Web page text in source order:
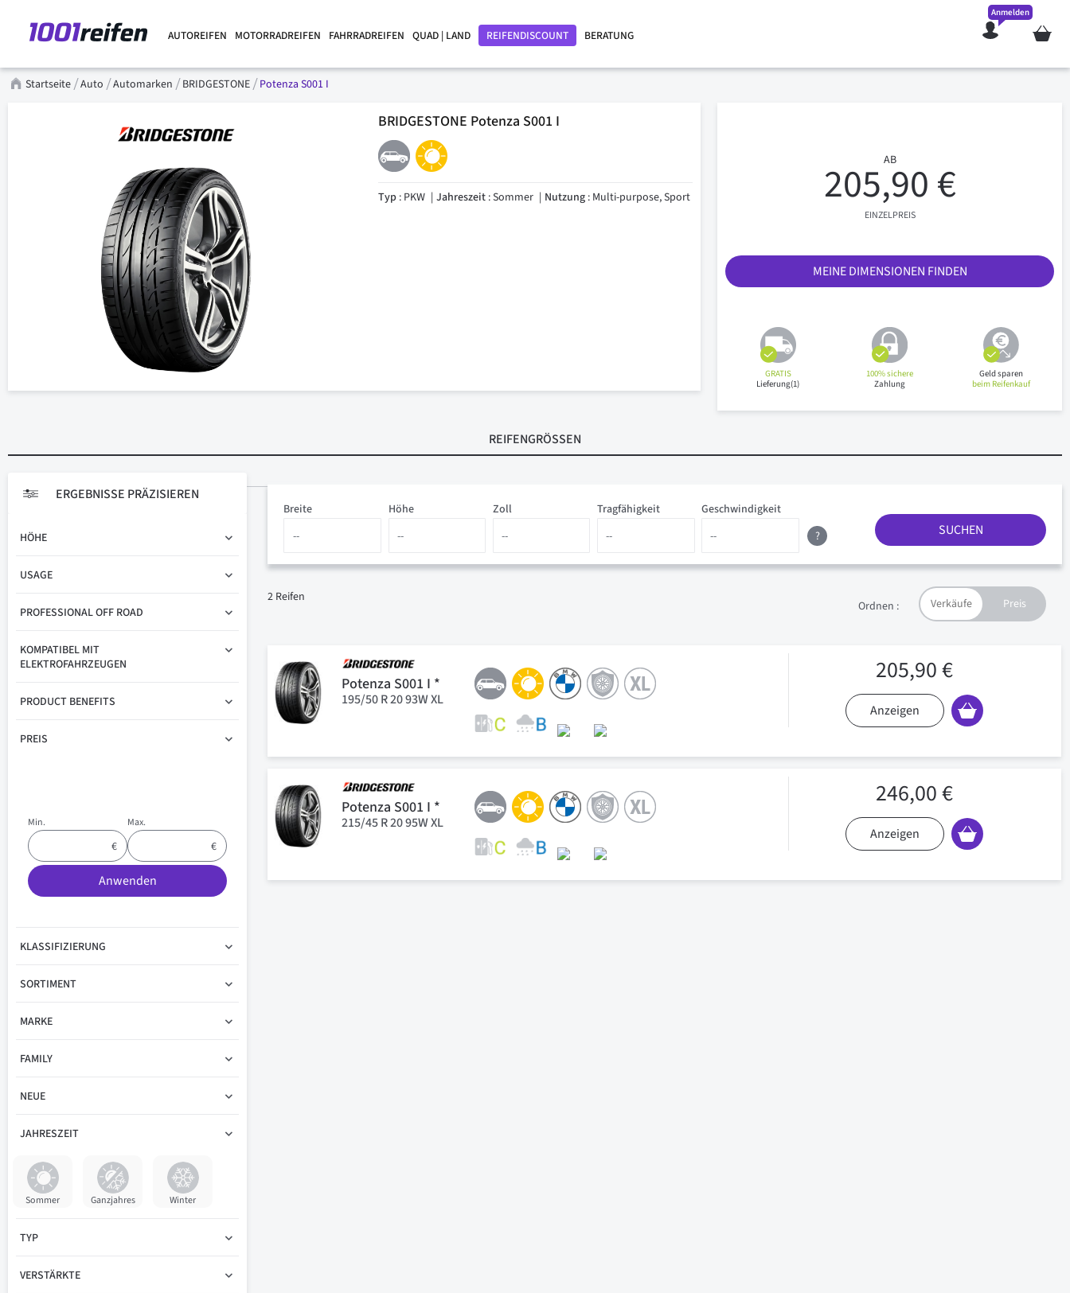
AUTOREIFEN MOTORRADREIFEN FAHRRADREIFEN QUAD | LAND REIFENDISCOUNT BERATUNG Mein
Anmelden
Startseite Auto Automarken BRIDGESTONE Potenza S001 I
BRIDGESTONE Potenza S001 I
Typ: PKW Jahreszeit: Sommer Nutzung: Multi-purpose, Sport
AB
205,90 €
EINZELPREIS
MEINE DIMENSIONEN FINDEN
GRATIS
Lieferung(1)
100% sichere
Zahlung
Geld sparen
beim Reifenkauf
REIFENGRÖSSEN
Zoll
Höhe Tragfähigkeit Geschwindigkeit
Breite
?
SUCHEN
2 Reifen
Ordnen :
Potenza S001 I *
195/50 R 20 93W XL
205,90 €
Anzeigen
Potenza S001 I *
215/45 R 20 95W XL
246,00 €
Anzeigen
ERGEBNISSE PRÄZISIEREN
HÖHE
USAGE
PROFESSIONAL OFF ROAD
KOMPATIBEL MIT
ELEKTROFAHRZEUGEN
PRODUCT BENEFITS
PREIS
Min. Max.
Anwenden
KLASSIFIZIERUNG
SORTIMENT
MARKE
FAMILY
NEUE
JAHRESZEIT
Sommer Ganzjahres Winter
TYP
VERSTÄRKTE